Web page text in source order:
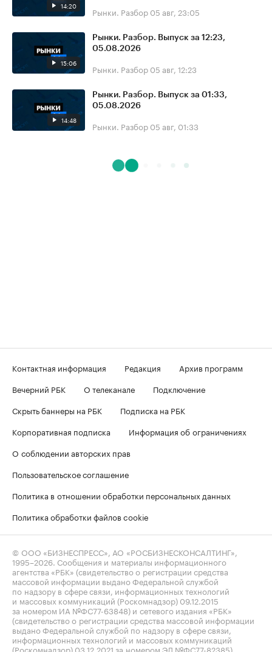
14:20 Рынки. Разбор 05 авг, 23:05
15:06
Рынки. Разбор. Выпуск за 12:23,
05.08.2026
Рынки. Разбор 05 авг, 12:23
14:48
Рынки. Разбор. Выпуск за 01:33,
05.08.2026
Рынки. Разбор 05 авг, 01:33
Контактная информация Редакция
Архив программ
Вечерний РБК
О телеканале
Подключение
Скрыть баннеры на РБК
Подписка на РБК
Корпоративная подписка
Информация об ограничениях
О соблюдении авторских прав
Пользовательское соглашение
Политика в отношении обработки персональных данных
Политика обработки файлов cookie
© ООО «БИЗНЕСПРЕСС», АО «РОСБИЗНЕСКОНСАЛТИНГ»,
1995–2026 . Сообщения и материалы информационного
агентства «РБК» (свидетельство о регистрации средства
массовой информации выдано Федеральной службой
по надзору в сфере связи, информационных технологий
и массовых коммуникаций (Роскомнадзор) 09.12.2015
за номером ИА №ФС77-63848) и сетевого издания «РБК»
(свидетельство о регистрации средства массовой информации
выдано Федеральной службой по надзору в сфере связи,
информационных технологий и массовых коммуникаций
(Роскомнадзор) 03.12.2021 за номером ЭЛ №ФС77-82385)